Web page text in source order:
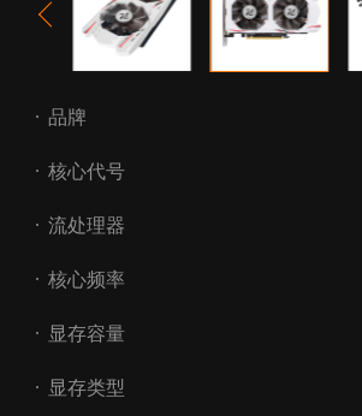
品牌
核心代号
流处理器
核心频率
显存容量
显存类型